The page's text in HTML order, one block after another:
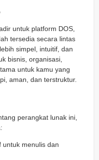
untuk platform DOS,
tersedia secara lintas
simpel, intuitif, dan
bisnis, organisasi,
untuk kamu yang
aman, dan terstruktur.
perangkat lunak ini,
untuk menulis dan